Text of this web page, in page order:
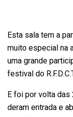
Esta sala tem a
muito especial na
uma grande
festival do
E foi por volta das
deram entrada e